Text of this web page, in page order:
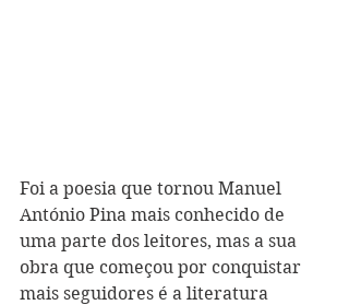
Foi a poesia que tornou Manuel
António Pina mais conhecido de
uma parte dos leitores, mas a sua
obra que começou por conquistar
mais seguidores é a literatura